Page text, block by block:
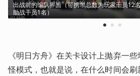
出战前的编队界面（可携带总数为玩家干员12
助战干员1名）
1 2 3
《明日方舟》在关卡设计上抛弃一
怪模式，也就是说，在什么时间会